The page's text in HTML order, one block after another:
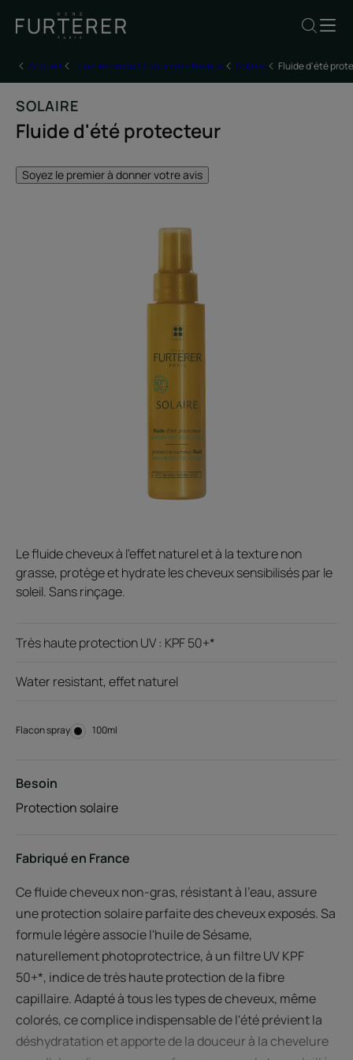
Accueil Tous les produits pour vos cheveux Solaire Fluide d'été
SOLAIRE
Fluide d'été protecteur
Soyez le premier à donner votre avis
Le fluide cheveux à l'effet naturel et à la texture non
grasse, protège et hydrate les cheveux sensibilisés par le
soleil. Sans rinçage.
Très haute protection UV : KPF 50+*
Water resistant, effet naturel
Flacon spray
Flacon
100ml
Besoin
Protection solaire
Fabriqué en France
Ce fluide cheveux non-gras, résistant à l'eau, assure
une protection solaire parfaite des cheveux exposés. Sa
formule légère associe l'huile de Sésame,
naturellement photoprotectrice, à un filtre UV KPF
50+*, indice de très haute protection de la fibre
capillaire. Adapté à tous les types de cheveux, même
colorés, ce complice indispensable de l'été prévient la
déshydratation et apporte de la douceur à la chevelure